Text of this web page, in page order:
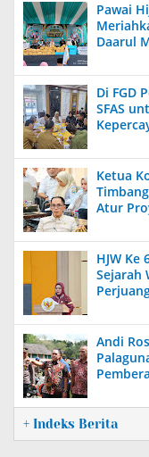
Pawai
Daarul
Di FGD
SFAS
Ketua
Atur
HJW Ke
Sejarah
Andi
+ Indeks Berita